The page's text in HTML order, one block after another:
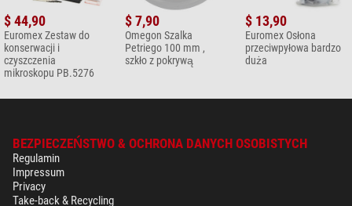
$ 44,90
Euromex Zestaw do
konserwacji i
czyszczenia
mikroskopu PB.5276
$ 7,90
Omegon Szalka
Petriego 100 mm ,
szkło z pokrywą
$ 13,90
Euromex Osłona
przeciwpyłowa bardzo
duża
BEZPIECZEŃSTWO & OCHRONA DANYCH OSOBISTYCH
Regulamin
Impressum
Privacy
Take-back & Recycling